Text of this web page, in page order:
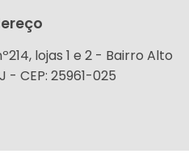
lojas 1 e 2 - Bairro Alto
CEP: 25961-025